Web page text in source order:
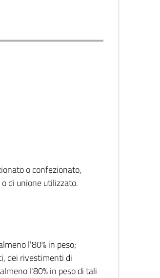
o confezionato,
di unione utilizzato.
l'80% in peso;
dei rivestimenti di
l'80% in peso di tali